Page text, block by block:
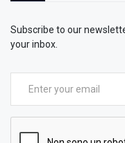
Subscribe to our
your inbox.